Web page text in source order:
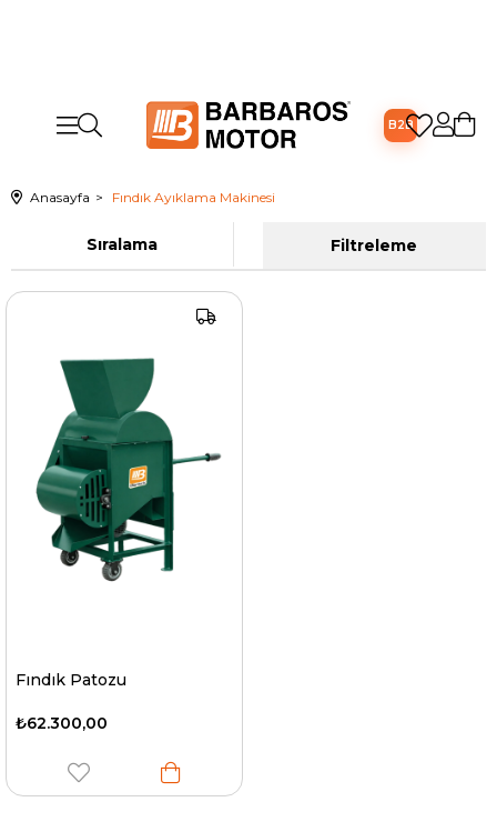
B2B
Anasayfa Fındık Ayıklama Makinesi
Filtreleme
Sıralama
Fındık Patozu
₺62.300,00